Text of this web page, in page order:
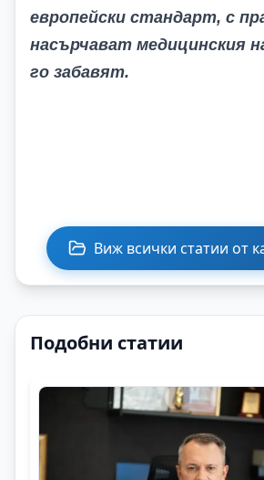
европейски стандарт, с
насърчават медицинския
го забавят.
Виж всички статии от
Подобни статии